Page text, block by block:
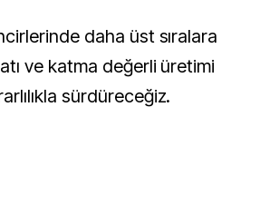
daha üst sıralara
ve katma değerli üretimi
sürdüreceğiz.